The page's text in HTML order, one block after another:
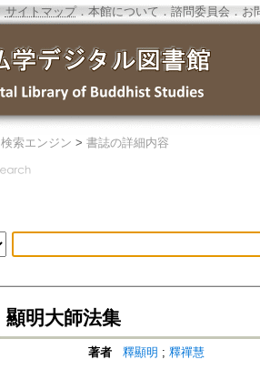
サイトマップ．本館について ． 諮問委員会． お
検索エンジン > 書誌の詳細内容
顯明大師法集
著者 釋顯明 ; 釋禪慧